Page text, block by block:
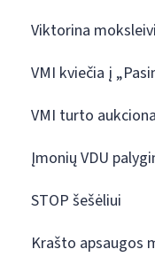
Viktorina
VMI kviečia į
VMI turto
Įmonių VDU
STOP šešėliui
Krašto apsaugos